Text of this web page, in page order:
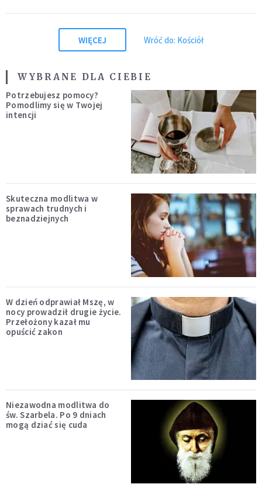
WIĘCEJ Wróć do: Kościół
WYBRANE DLA CIEBIE
Potrzebujesz pomocy?
Pomodlimy się w Twojej
intencji
Skuteczna modlitwa w
sprawach trudnych i
beznadziejnych
W dzień odprawiał Mszę, w
nocy prowadził drugie życie.
Przełożony kazał mu
opuścić zakon
Niezawodna modlitwa do
św. Szarbela. Po 9 dniach
mogą dziać się cuda